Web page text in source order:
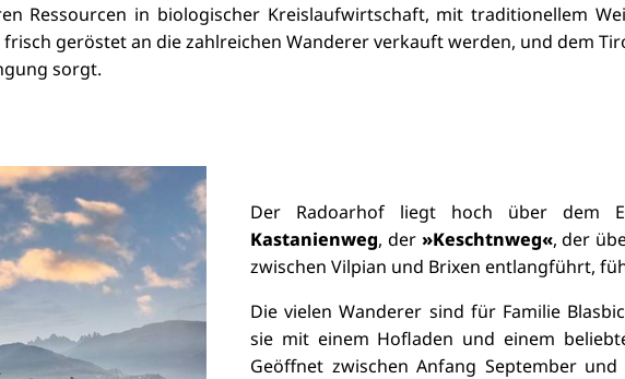
Ressourcen in biologischer Kreislaufwirtschaft, mit traditionellem
frisch geröstet an die zahlreichen Wanderer verkauft werden, und dem
sorgt.
Der Radoarhof liegt hoch über dem
Kastanienweg, der »Keschtnweg«, der
zwischen Vilpian und Brixen entlangführt,
Die vielen Wanderer sind für Familie
sie mit einem Hofladen und einem
Geöffnet zwischen Anfang September